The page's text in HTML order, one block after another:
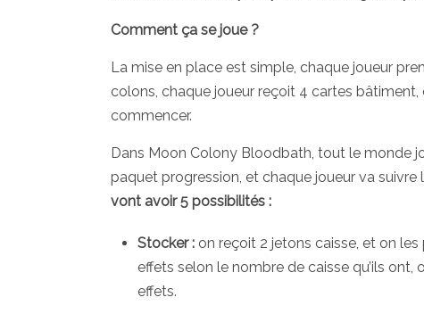
Comment ça se joue ?
La mise en place est simple, chaque joueur
colons, chaque joueur reçoit 4 cartes
commencer.
Dans Moon Colony Bloodbath, tout le monde
paquet progression, et chaque joueur va suivre
vont avoir 5 possibilités :
Stocker : on reçoit 2 jetons caisse, et on
effets selon le nombre de caisse qu’ils
effets.